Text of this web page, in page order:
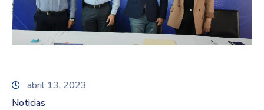
abril 13, 2023
Noticias